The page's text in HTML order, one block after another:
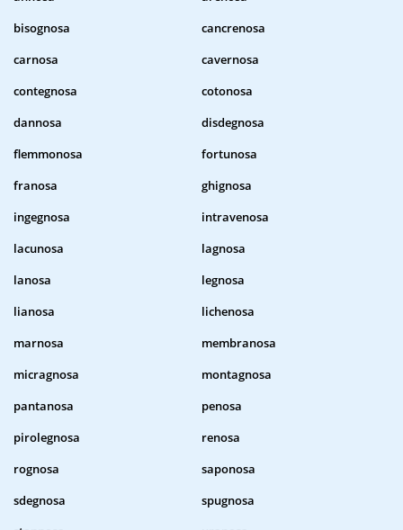
bisognosa
cancrenosa
carnosa
cavernosa
contegnosa
cotonosa
dannosa
disdegnosa
flemmonosa
fortunosa
franosa
ghignosa
ingegnosa
intravenosa
lacunosa
lagnosa
lanosa
legnosa
lianosa
lichenosa
marnosa
membranosa
micragnosa
montagnosa
pantanosa
penosa
pirolegnosa
renosa
rognosa
saponosa
sdegnosa
spugnosa